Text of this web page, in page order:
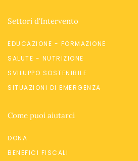
Settori d'Intervento
EDUCAZIONE - FORMAZIONE
SALUTE - NUTRIZIONE
SVILUPPO SOSTENIBILE
SITUAZIONI DI EMERGENZA
Come puoi aiutarci
DONA
BENEFICI FISCALI